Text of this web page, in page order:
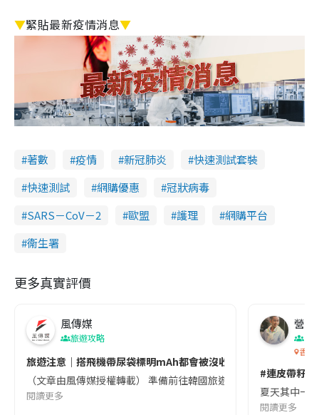
▼緊貼最新疫情消息▼
著數 疫情 新冠肺炎
快速測試套裝
快速測試
網購優惠
冠狀病毒
SARS－CoV－2
歐盟 護理
網購平台
衞生署
更多真實評價
風傳媒
旅遊攻略
旅遊注意｜搭飛機帶尿袋標明mAh都會被沒收😱出發前切記檢查
（文章由風傳媒授權轉載） 準備前往韓國旅遊的民眾，近期要
閱讀更多
營養
香港
#連皮帶籽
夏天其中一
閱讀更多